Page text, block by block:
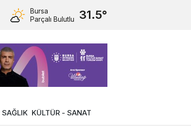
Bursa
Parçalı Bulutlu
31.5°
SAĞLIK KÜLTÜR - SANAT